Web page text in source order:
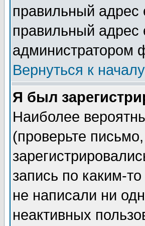
правильный
правильный адрес
администратором
Вернуться к началу
Я был
Наиболее
(проверьте
запись по каким-
не написали ни
неактивных